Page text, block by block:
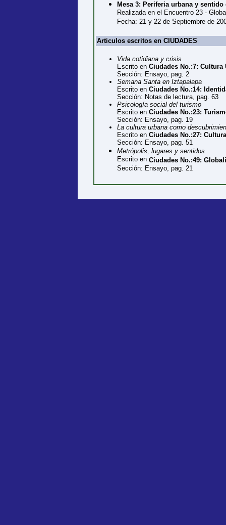
Mesa 3: Periferia urbana y sentido
Realizada en el Encuentro 23 -
Fecha: 21 y 22 de Septiembre de
Articulos escritos en CIUDADES
Vida cotidiana y crisis
Escrito en Ciudades No.:7: Cultura
Sección: Ensayo, pag. 2
Semana Santa en Iztapalapa
Escrito en Ciudades No.:14:
Sección: Notas de lectura, pag. 63
Psicología social del turismo
Escrito en Ciudades No.:23:
Sección: Ensayo, pag. 19
La cultura urbana como
Escrito en Ciudades No.:27:
Sección: Ensayo, pag. 51
Metrópolis, lugares y sentidos
Escrito en Ciudades No.:49:
Sección: Ensayo, pag. 21